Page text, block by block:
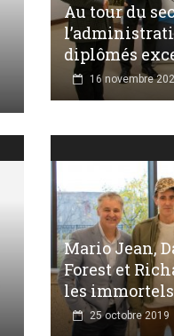
Au tour du
diplômés
16 novembre
Mario Jean,
Forest et
les immortels
25 octobre 2019